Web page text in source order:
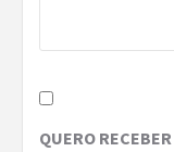
QUERO